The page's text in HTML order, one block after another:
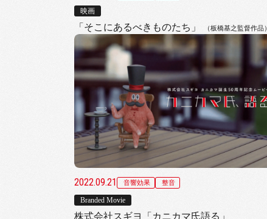
映画
「そこにあるべきものたち」 （板橋基之監督作品）
2022.09.21 音響効果 整音
Branded Movie
株式会社スギヨ「カニカマ氏語る」